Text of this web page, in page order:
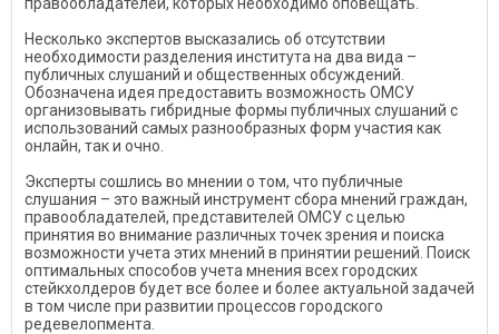
Несколько экспертов высказались об отсутствии
необходимости разделения института на два вида –
публичных слушаний и общественных обсуждений.
Обозначена идея предоставить возможность ОМСУ
организовывать гибридные формы публичных слушаний с
использований самых разнообразных форм участия как
онлайн, так и очно.
Эксперты сошлись во мнении о том, что публичные
слушания – это важный инструмент сбора мнений граждан,
правообладателей, представителей ОМСУ с целью
принятия во внимание различных точек зрения и поиска
возможности учета этих мнений в принятии решений. Поиск
оптимальных способов учета мнения всех городских
стейкхолдеров будет все более и более актуальной задачей
в том числе при развитии процессов городского
редевелопмента.